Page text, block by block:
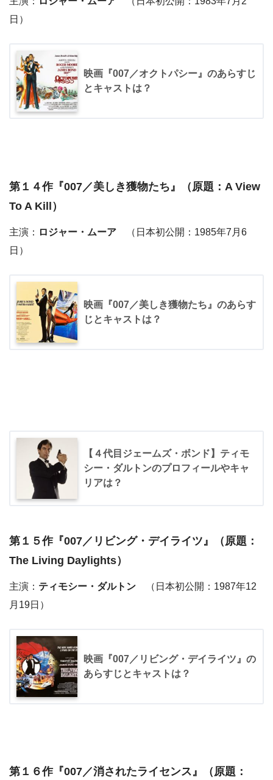
日）
映画『007／オクトパシー』のあらすじ
とキャストは？
第１４作『007／美しき獲物たち 』（原題：A View
To A Kill）
主演： ロジャー・ムーア （日本初公開：1985年7月6
日）
映画『007／美しき獲物たち』のあらす
じとキャストは？
【４代目ジェームズ・ボンド】ティモ
シー・ダルトンのプロフィールやキャ
リアは？
第１５作『007／リビング・デイライツ 』（原題：
The Living Daylights）
主演： ティモシー・ダルトン （日本初公開：1987年12
月19日）
映画『007／リビング・デイライツ』の
あらすじとキャストは？
第１６作『007／消されたライセンス』（原題：